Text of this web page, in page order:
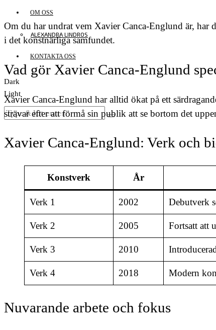
OM OSS
ALEXANDRA LINDROS
KONTAKTA OSS
Dark
Light
Om du har undrat vem Xavier Canca-Englund är, har
i det konstnärliga samfundet.
Vad gör Xavier Canca-Englund
Xavier Canca-Englund har alltid ökat på ett
strävar efter att förmå sin publik att se bortom det
Xavier Canca-Englund: Verk och
Konstverk År
Verk 1 2002 Debutverk
Verk 2 2005 Fortsatt att
Verk 3 2010
Verk 4 2018 Modern
Nuvarande arbete och fokus